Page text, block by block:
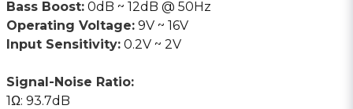
Bass Boost: 0dB ~ 12dB @ 50Hz
Operating Voltage: 9V ~ 16V
Input Sensitivity: 0.2V ~ 2V
Signal-Noise Ratio:
1Ω: 93.7dB